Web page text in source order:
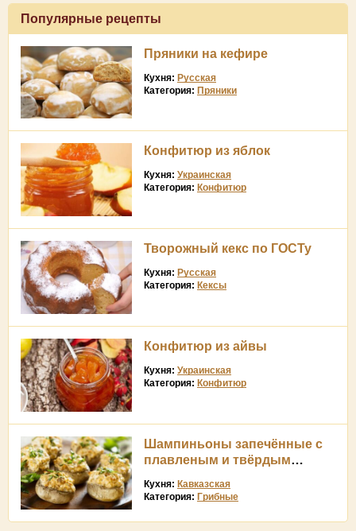
Популярные рецепты
Пряники на кефире
Кухня: Русская
Категория: Пряники
Конфитюр из яблок
Кухня: Украинская
Категория: Конфитюр
Творожный кекс по ГОСТу
Кухня: Русская
Категория: Кексы
Конфитюр из айвы
Кухня: Украинская
Категория: Конфитюр
Шампиньоны запечённые с
плавленым и твёрдым
Кухня: Кавказская
Категория: Грибные